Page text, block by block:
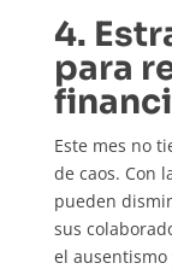
4.
para
Este mes no
de caos. Con
pueden
sus
el ausentismo